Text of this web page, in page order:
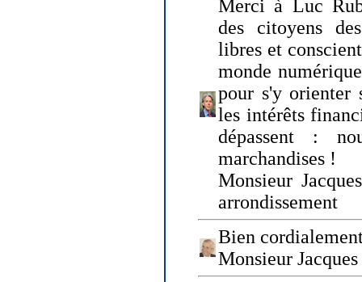
Merci à Luc
des citoyens
libres et
monde
pour s'y orienter
les intérêts
dépassent :
marchandises !
Monsieur
arrondissement
Bien
Monsieur